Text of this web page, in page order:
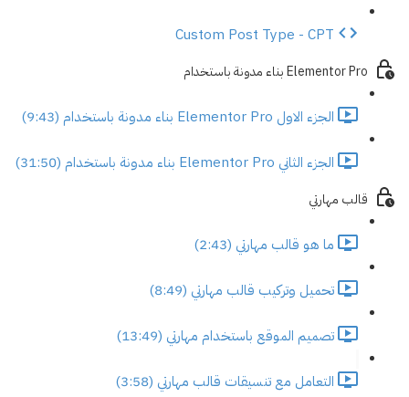
Custom Post Type - CPT
Elementor Pro بناء مدونة باستخدام
الجزء الاول Elementor Pro بناء مدونة باستخدام (9:43)
الجزء الثاني Elementor Pro بناء مدونة باستخدام (31:50)
قالب مهارتي
ما هو قالب مهارتي (2:43)
تحميل وتركيب قالب مهارتي (8:49)
تصميم الموقع باستخدام مهارتي (13:49)
التعامل مع تنسيقات قالب مهارتي (3:58)